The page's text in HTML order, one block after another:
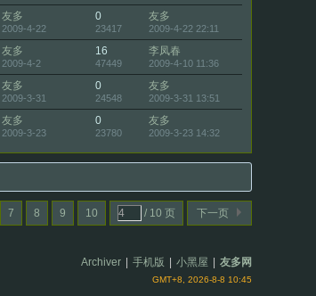
友多
2009-4-22
0
23417
友多
2009-4-22 22:11
友多
2009-4-2
16
47449
李凤春
2009-4-10 11:36
友多
2009-3-31
0
24548
友多
2009-3-31 13:51
友多
2009-3-23
0
23780
友多
2009-3-23 14:32
7 8 9 10 / 10 页 下一页
Archiver 手机版 小黑屋 友多网
GMT+8, 2026-8-8 10:45